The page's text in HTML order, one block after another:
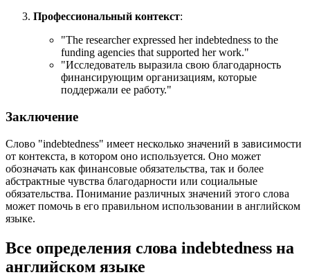
Профессиональный контекст:
"The researcher expressed her indebtedness to the
funding agencies that supported her work."
"Исследователь выразила свою благодарность
финансирующим организациям, которые
поддержали ее работу."
Заключение
Слово "indebtedness" имеет несколько значений в зависимости
от контекста, в котором оно используется. Оно может
обозначать как финансовые обязательства, так и более
абстрактные чувства благодарности или социальные
обязательства. Понимание различных значений этого слова
может помочь в его правильном использовании в английском
языке.
Все определения слова indebtedness на
английском языке